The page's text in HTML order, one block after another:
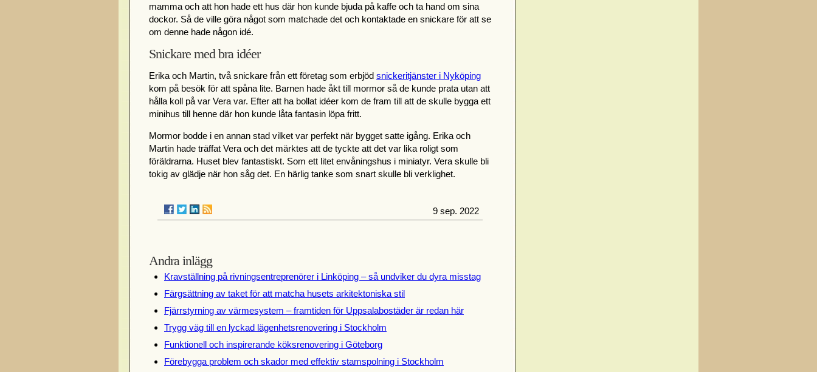
mamma och att hon hade ett hus där hon kunde bjuda på kaffe och ta hand om sina
dockor. Så de ville göra något som matchade det och kontaktade en snickare för att se
om denne hade någon idé.
Snickare med bra idéer
Erika och Martin, två snickare från ett företag som erbjöd snickeritjänster i Nyköping
kom på besök för att spåna lite. Barnen hade åkt till mormor så de kunde prata utan att
hålla koll på var Vera var. Efter att ha bollat idéer kom de fram till att de skulle bygga ett
minihus till henne där hon kunde låta fantasin löpa fritt.
Mormor bodde i en annan stad vilket var perfekt när bygget satte igång. Erika och
Martin hade träffat Vera och det märktes att de tyckte att det var lika roligt som
föräldrarna. Huset blev fantastiskt. Som ett litet envåningshus i miniatyr. Vera skulle bli
tokig av glädje när hon såg det. En härlig tanke som snart skulle bli verklighet.
9 sep. 2022
Andra inlägg
Kravställning på rivningsentreprenörer i Linköping – så undviker du dyra misstag
Färgsättning av taket för att matcha husets arkitektoniska stil
Fjärrstyrning av värmesystem – framtiden för Uppsalabostäder är redan här
Trygg väg till en lyckad lägenhetsrenovering i Stockholm
Funktionell och inspirerande köksrenovering i Göteborg
Förebygga problem och skador med effektiv stamspolning i Stockholm